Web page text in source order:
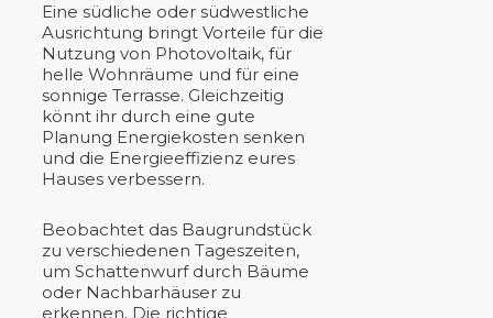
Eine südliche oder südwestliche
Ausrichtung bringt Vorteile für die
Nutzung von Photovoltaik, für
helle Wohnräume und für eine
sonnige Terrasse. Gleichzeitig
könnt ihr durch eine gute
Planung Energiekosten senken
und die Energieeffizienz eures
Hauses verbessern.
Beobachtet das Baugrundstück
zu verschiedenen Tageszeiten,
um Schattenwurf durch Bäume
oder Nachbarhäuser zu
erkennen. Die richtige